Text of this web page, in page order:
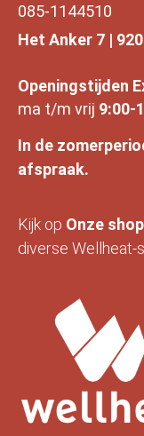
085-1144510
Het Anker 7 |
Openingstijden
ma t/m vrij 9:00-
In de
afspraak.
Kijk op Onze
diverse Wellheat-